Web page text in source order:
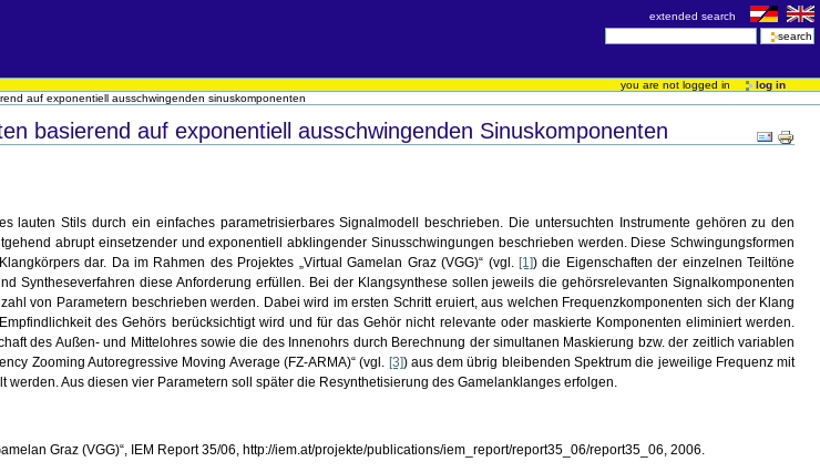
extended search
you are not logged in
log in
auf exponentiell ausschwingenden sinuskomponenten
basierend auf exponentiell ausschwingenden Sinuskomponenten
lauten Stils durch ein einfaches parametrisierbares Signalmodell beschrieben. Die untersuchten Instrumente gehören zu den
abrupt einsetzender und exponentiell abklingender Sinusschwingungen beschrieben werden. Diese Schwingungsformen
dar. Da im Rahmen des Projektes „Virtual Gamelan Graz (VGG)“ (vgl. [1]) die Eigenschaften der einzelnen Teiltöne
Syntheseverfahren diese Anforderung erfüllen. Bei der Klangsynthese sollen jeweils die gehörsrelevanten Signalkomponenten
von Parametern beschrieben werden. Dabei wird im ersten Schritt eruiert, aus welchen Frequenzkomponenten sich der Klang
des Gehörs berücksichtigt wird und für das Gehör nicht relevante oder maskierte Komponenten eliminiert werden.
des Außen- und Mittelohres sowie die des Innenohrs durch Berechnung der simultanen Maskierung bzw. der zeitlich variablen
Zooming Autoregressive Moving Average (FZ-ARMA)“ (vgl. [3]) aus dem übrig bleibenden Spektrum die jeweilige Frequenz mit
Aus diesen vier Parametern soll später die Resynthetisierung des Gamelanklanges erfolgen.
Graz (VGG)“, IEM Report 35/06, http://iem.at/projekte/publications/iem_report/report35_06/report35_06, 2006.